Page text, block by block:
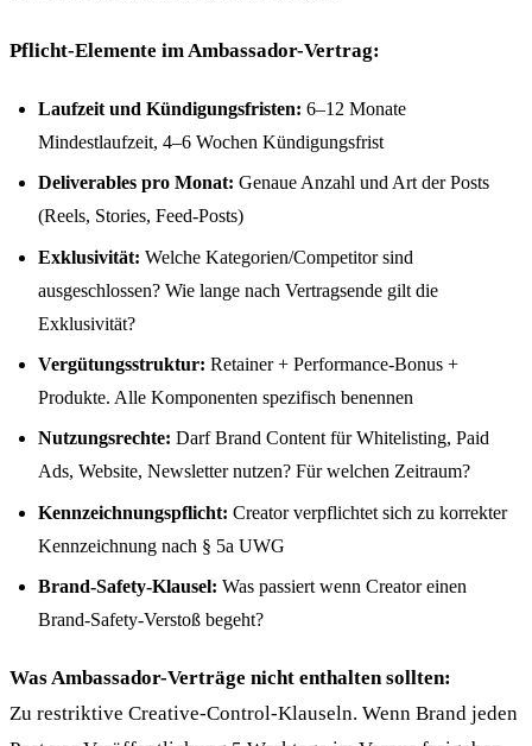
Pflicht-Elemente im Ambassador-Vertrag:
Laufzeit und Kündigungsfristen: 6–12 Monate
Mindestlaufzeit, 4–6 Wochen Kündigungsfrist
Deliverables pro Monat: Genaue Anzahl und Art der Posts
(Reels, Stories, Feed-Posts)
Exklusivität: Welche Kategorien/Competitor sind
ausgeschlossen? Wie lange nach Vertragsende gilt die
Exklusivität?
Vergütungsstruktur: Retainer + Performance-Bonus +
Produkte. Alle Komponenten spezifisch benennen
Nutzungsrechte: Darf Brand Content für Whitelisting, Paid
Ads, Website, Newsletter nutzen? Für welchen Zeitraum?
Kennzeichnungspflicht: Creator verpflichtet sich zu korrekter
Kennzeichnung nach § 5a UWG
Brand-Safety-Klausel: Was passiert wenn Creator einen
Brand-Safety-Verstoß begeht?
Was Ambassador-Verträge nicht enthalten sollten:
Zu restriktive Creative-Control-Klauseln. Wenn Brand jeden